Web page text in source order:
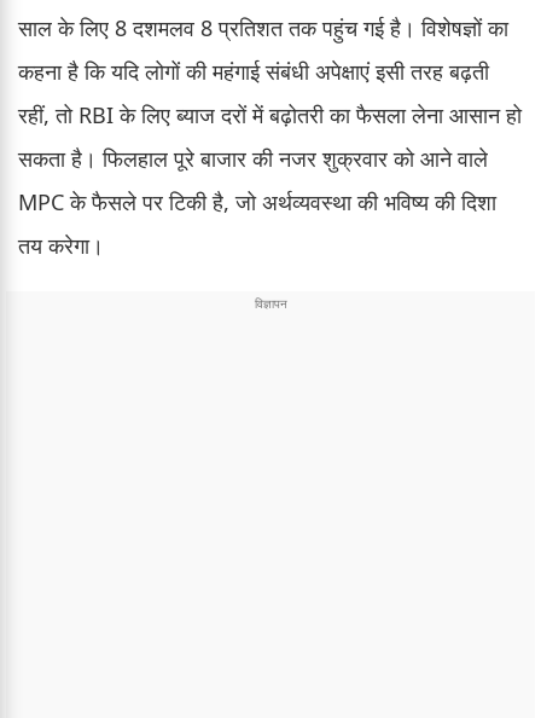
साल के लिए 8 दशमलव 8 प्रतिशत तक पहुंच गई है। विशेषज्ञों का
कहना है कि यदि लोगों की महंगाई संबंधी अपेक्षाएं इसी तरह बढ़ती
रहीं, तो RBI के लिए ब्याज दरों में बढ़ोतरी का फैसला लेना आसान हो
सकता है। फिलहाल पूरे बाजार की नजर शुक्रवार को आने वाले
MPC के फैसले पर टिकी है, जो अर्थव्यवस्था की भविष्य की दिशा
तय करेगा।